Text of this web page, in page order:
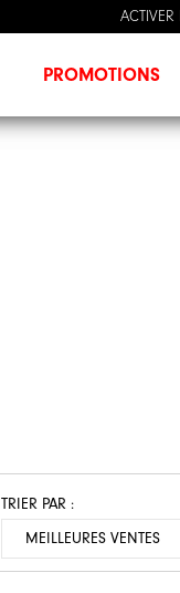
ACTIVER
PROMOTIONS
TRIER PAR :